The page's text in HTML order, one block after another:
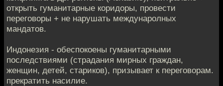
открыть гуманитарные коридоры, провести
переговоры + не нарушать междунаролных
мандатов.
Индонезия - обеспокоены гуманитарными
последствиями (страдания мирных граждан,
женщин, детей, стариков), призывает к переговорам.
прекратить насилие.